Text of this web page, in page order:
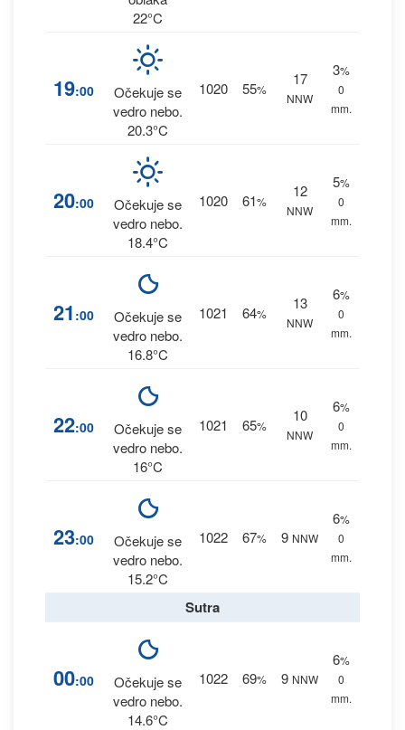
22°C
19:00
Očekuje se
vedro nebo.
20.3°C
1020 55%
17
NNW
3%
0
mm.
20:00
Očekuje se
vedro nebo.
18.4°C
1020 61%
12
NNW
5%
0
mm.
21 :00
Očekuje se
vedro nebo.
16.8°C
1021 64%
13
NNW
6%
0
mm.
22:00
Očekuje se
vedro nebo.
16°C
1021 65%
10
NNW
6%
0
mm.
23:00
Očekuje se
vedro nebo.
15.2°C
1022 67% 9 NNW
6%
0
mm.
Sutra
00:00
Očekuje se
vedro nebo.
14.6°C
1022 69% 9 NNW
6%
0
mm.